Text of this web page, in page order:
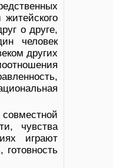
о друге,
человек
других
чувства
играют